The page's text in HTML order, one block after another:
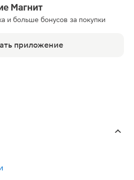
Магнит
и больше бонусов за покупки
приложение